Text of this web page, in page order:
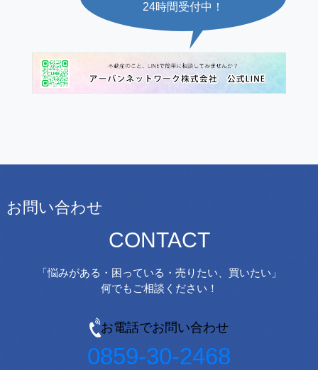
24時間受付中！
お問い合わせ
CONTACT
「悩みがある・困っている・売りたい、買いたい」
何でもご相談ください！
お電話でお問い合わせ
0859-30-2468